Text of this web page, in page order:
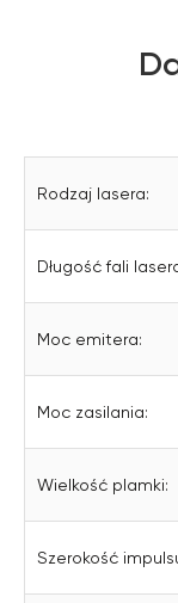
Rodzaj lasera:
Długość fali
Moc emitera:
Moc zasilania:
Wielkość plamki:
Szerokość